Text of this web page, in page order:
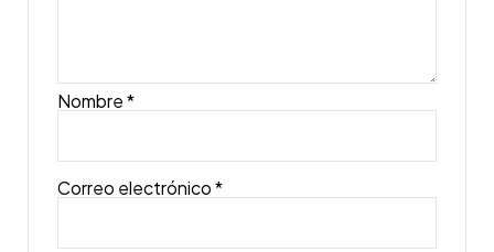
Nombre*
Correo electrónico*